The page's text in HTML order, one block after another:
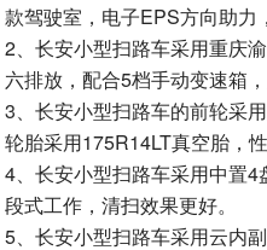
款驾驶室，电子EPS方向助力
2、长安小型扫路车采用重庆
六排放，配合5档手动变速箱
3、长安小型扫路车的前轮采
轮胎采用175R14LT真空胎，
4、长安小型扫路车采用中置
段式工作，清扫效果更好。
5、长安小型扫路车采用云内